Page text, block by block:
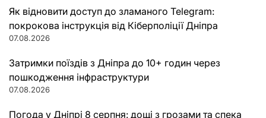
Як відновити доступ до зламаного Telegram:
покрокова інструкція від Кіберполіції Дніпра
07.08.2026
Затримки поїздів з Дніпра до 10+ годин через
пошкодження інфраструктури
07.08.2026
Погода у Дніпрі 8 серпня: дощі з грозами та спека